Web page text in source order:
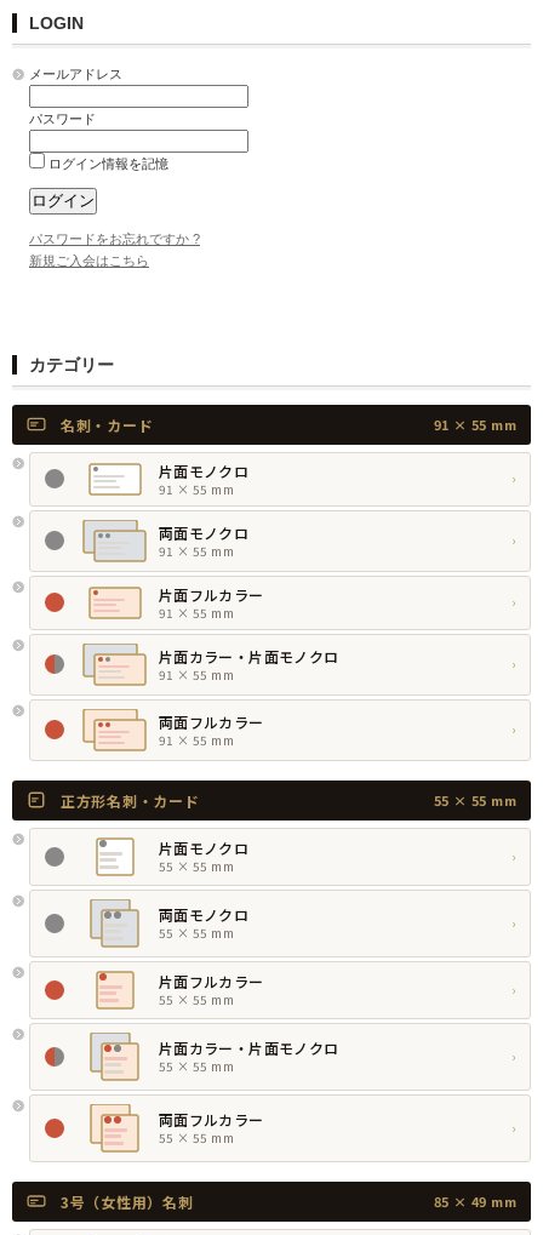
LOGIN
メールアドレス
パスワード
ログイン情報を記憶
パスワードをお忘れですか ?
新規ご入会はこちら
カテゴリー
名刺・カード 91 × 55 mm
片面モノクロ
91 × 55 mm
›
両面モノクロ
91 × 55 mm
›
片面フルカラー
91 × 55 mm
›
片面カラー・片面モノクロ
91 × 55 mm
›
両面フルカラー
91 × 55 mm
›
正方形名刺・カード 55 × 55 mm
片面モノクロ
55 × 55 mm
›
両面モノクロ
55 × 55 mm
›
片面フルカラー
55 × 55 mm
›
片面カラー・片面モノクロ
55 × 55 mm
›
両面フルカラー
55 × 55 mm
›
3号（女性用）名刺 85 × 49 mm